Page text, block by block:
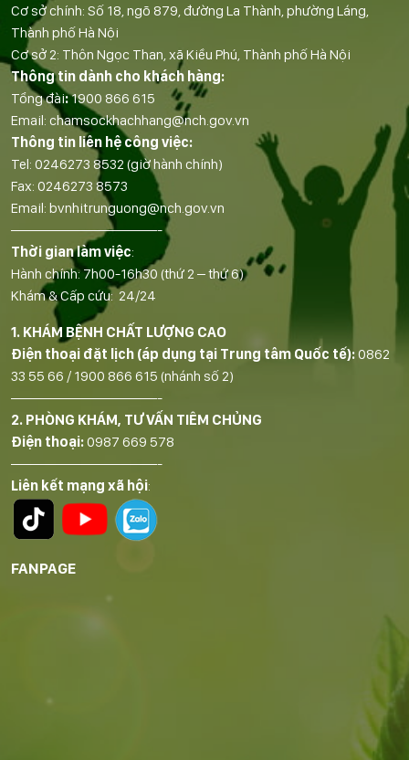
Cơ sở chính: Số 18, ngõ 879, đường La Thành, phường Láng,
Thành phố Hà Nội
Cơ sở 2: Thôn Ngọc Than, xã Kiều Phú, Thành phố Hà Nội
Thông tin dành cho khách hàng:
Tổng đài:1900 866 615
Email: chamsockhachhang@nch.gov.vn
Thông tin liên hệ công việc:
Tel: 0246273 8532 (giờ hành chính)
Fax: 0246273 8573
Email: bvnhitrunguong@nch.gov.vn
——————————-
Thời gian làm việc:
Hành chính: 7h00-16h30 (thứ 2 – thứ 6)
Khám & Cấp cứu: 24/24
1. KHÁM BỆNH CHẤT LƯỢNG CAO
Điện thoại đặt lịch (áp dụng tại Trung tâm Quốc tế):0862
33 55 66 / 1900 866 615 (nhánh số 2)
——————————-
2. PHÒNG KHÁM, TƯ VẤN TIÊM CHỦNG
Điện thoại:0987 669 578
——————————-
Liên kết mạng xã hội:
FANPAGE